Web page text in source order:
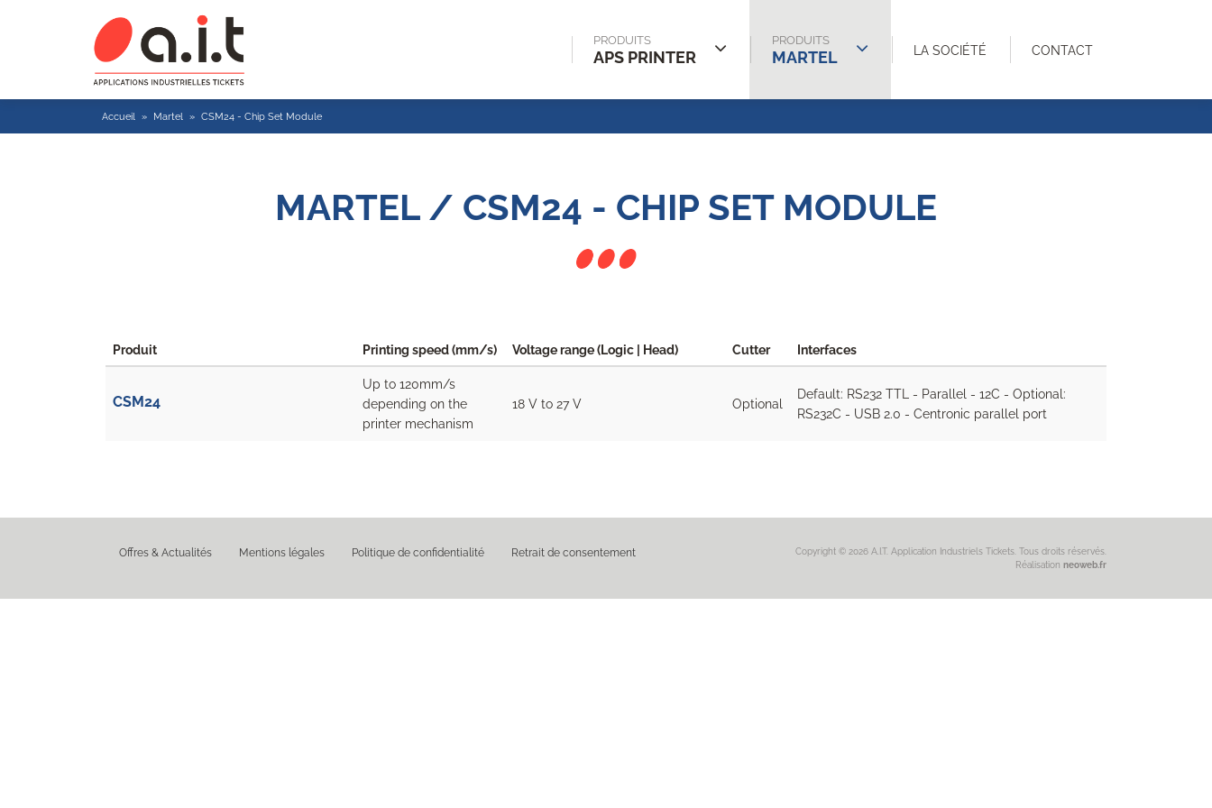
PRODUITS
APS PRINTER
PRODUITS
MARTEL LA SOCIÉTÉ CONTACT
Accueil » Martel » CSM24 - Chip Set Module
MARTEL / CSM24 - CHIP SET MODULE
Produit Printing speed (mm/s) Voltage range (Logic | Head) Cutter Interfaces
CSM24
Up to 120mm/s
depending on the
printer mechanism
18 V to 27 V Optional
Default: RS232 TTL - Parallel - 12C - Optional:
RS232C - USB 2.0 - Centronic parallel port
Offres & Actualités Mentions légales Politique de confidentialité Retrait de consentement
Copyright © 2026 A.I.T. Application Industriels Tickets. Tous droits réservés.
Réalisation neoweb.fr